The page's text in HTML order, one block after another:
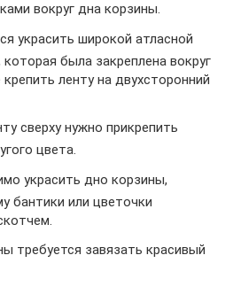
вокруг дна корзины.
украсить широкой атласной
которая была закреплена вокруг
ленту на двухсторонний
сверху нужно прикрепить
цвета.
украсить дно корзины,
бантики или цветочки
требуется завязать красивый